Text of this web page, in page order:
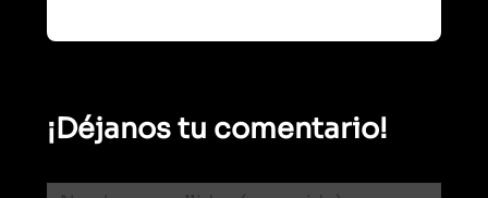
¡Déjanos tu comentario!